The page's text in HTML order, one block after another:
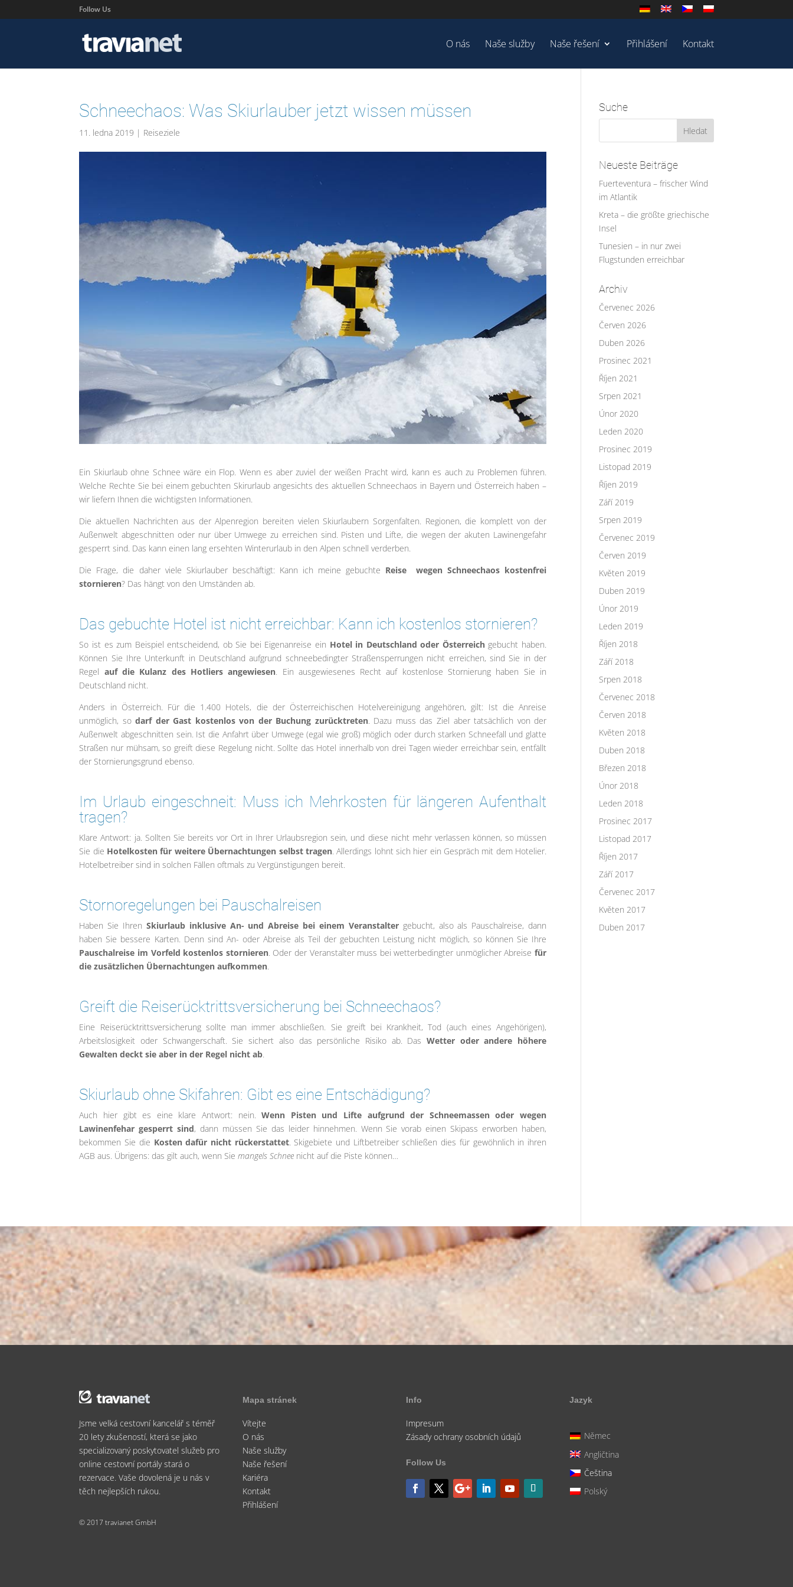
Follow Us
O nás Naše služby Naše řešení Přihlášení Kontakt
Schneechaos: Was Skiurlauber jetzt wissen müssen
11. ledna 2019 | Reiseziele
Ein Skiurlaub ohne Schnee wäre ein Flop. Wenn es aber zuviel der weißen Pracht wird, kann es auch zu Problemen führen.
Welche Rechte Sie bei einem gebuchten Skirurlaub angesichts des aktuellen Schneechaos in Bayern und Österreich haben –
wir liefern Ihnen die wichtigsten Informationen.
Die aktuellen Nachrichten aus der Alpenregion bereiten vielen Skiurlaubern Sorgenfalten. Regionen, die komplett von der
Außenwelt abgeschnitten oder nur über Umwege zu erreichen sind. Pisten und Lifte, die wegen der akuten Lawinengefahr
gesperrt sind. Das kann einen lang ersehten Winterurlaub in den Alpen schnell verderben.
Die Frage, die daher viele Skiurlauber beschäftigt: Kann ich meine gebuchte Reise wegen Schneechaos kostenfrei
stornieren? Das hängt von den Umständen ab.
Das gebuchte Hotel ist nicht erreichbar: Kann ich kostenlos stornieren?
So ist es zum Beispiel entscheidend, ob Sie bei Eigenanreise ein Hotel in Deutschland oder Österreichgebucht haben.
Können Sie Ihre Unterkunft in Deutschland aufgrund schneebedingter Straßensperrungen nicht erreichen, sind Sie in der
Regel auf die Kulanz des Hotliers angewiesen . Ein ausgewiesenes Recht auf kostenlose Stornierung haben Sie in
Deutschland nicht.
Anders in Österreich. Für die 1.400 Hotels, die der Österreichischen Hotelvereinigung angehören, gilt: Ist die Anreise
unmöglich, sodarf der Gast kostenlos von der Buchung zurücktreten. Dazu muss das Ziel aber tatsächlich von der
Außenwelt abgeschnitten sein. Ist die Anfahrt über Umwege (egal wie groß) möglich oder durch starken Schneefall und glatte
Straßen nur mühsam, so greift diese Regelung nicht. Sollte das Hotel innerhalb von drei Tagen wieder erreichbar sein, entfällt
der Stornierungsgrund ebenso.
Im Urlaub eingeschneit: Muss ich Mehrkosten für längeren Aufenthalt
tragen?
Klare Antwort: ja. Sollten Sie bereits vor Ort in Ihrer Urlaubsregion sein, und diese nicht mehr verlassen können, so müssen
Sie die Hotelkosten für weitere Übernachtungen selbst tragen. Allerdings lohnt sich hier ein Gespräch mit dem Hotelier.
Hotelbetreiber sind in solchen Fällen oftmals zu Vergünstigungen bereit.
Stornoregelungen bei Pauschalreisen
Haben Sie Ihren Skiurlaub inklusive An- und Abreise bei einem Veranstaltergebucht, also als Pauschalreise, dann
haben Sie bessere Karten. Denn sind An- oder Abreise als Teil der gebuchten Leistung nicht möglich, so können Sie Ihre
Pauschalreise im Vorfeld kostenlos stornieren. Oder der Veranstalter muss bei wetterbedingter unmöglicher Abreisefür
die zusätzlichen Übernachtungen aufkommen
Greift die Reiserücktrittsversicherung bei Schneechaos?
Eine Reiserücktrittsversicherung sollte man immer abschließen. Sie greift bei Krankheit, Tod (auch eines Angehörigen),
Arbeitslosigkeit oder Schwangerschaft. Sie sichert also das persönliche Risiko ab. Das Wetter oder andere höhere
Gewalten deckt sie aber in der Regel nicht ab
Skiurlaub ohne Skifahren: Gibt es eine Entschädigung?
Auch hier gibt es eine klare Antwort: nein.Wenn Pisten und Lifte aufgrund der Schneemassen oder wegen
Lawinenfehar gesperrt sind, dann müssen Sie das leider hinnehmen. Wenn Sie vorab einen Skipass erworben haben,
bekommen Sie die Kosten dafür nicht rückerstattet. Skigebiete und Liftbetreiber schließen dies für gewöhnlich in ihren
AGB aus. Übrigens: das gilt auch, wenn Siemangels Schnee nicht auf die Piste können…
Suche
Neueste Beiträge
Fuerteventura – frischer Wind
im Atlantik
Kreta – die größte griechische
Insel
Tunesien – in nur zwei
Flugstunden erreichbar
Archiv
Červenec 2026
Červen 2026
Duben 2026
Prosinec 2021
Říjen 2021
Srpen 2021
Únor 2020
Leden 2020
Prosinec 2019
Listopad 2019
Říjen 2019
Září 2019
Srpen 2019
Červenec 2019
Červen 2019
Květen 2019
Duben 2019
Únor 2019
Leden 2019
Říjen 2018
Září 2018
Srpen 2018
Červenec 2018
Červen 2018
Květen 2018
Duben 2018
Březen 2018
Únor 2018
Leden 2018
Prosinec 2017
Listopad 2017
Říjen 2017
Září 2017
Červenec 2017
Květen 2017
Duben 2017
Jsme velká cestovní kancelář s téměř
20 lety zkušeností, která se jako
specializovaný poskytovatel služeb pro
online cestovní portály stará o
rezervace. Vaše dovolená je u nás v
těch nejlepších rukou.
© 2017 travianet GmbH
Mapa stránek
Vítejte
O nás
Naše služby
Naše řešení
Kariéra
Kontakt
Přihlášení
Info
Impresum
Zásady ochrany osobních údajů
Follow Us
Jazyk
Němec
Angličtina
Čeština
Polský